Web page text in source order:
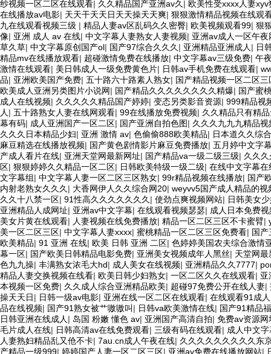
纱视频一区二区在线观看| 久久精品国产亚洲av久 | 欧美性受xxxx人妻xyv
在线播放av电影| 天天干天天日天天操天天爽| 狠狠激情精品视频在线观
九在线观看视频三级 | 精品人妻av区乱码久久密臀| 欧美视频观看99| 狠
像| 亚洲 成人 av 在线| 中文字幕人妻熟女人妻视频| 亚洲av成人一区午夜
草久草| 中文字幕原创国产ol| 国产97综合久久久 | 亚洲精品亚洲成人 | 日
精品mv在线播放观看| 超碰激情免费在线播放| 中文字幕av三级免费| 午
激情在线观看| 美日韩成人一级免费黄色片| 日韩av手机免费在线观看|
品| 亚洲欧美国产免费| 五十路六十路素人熟女| 国产精品视频一区二区三
欧美成人亚洲另类图片小说网| 国产精品久久久久久久久久精爆| 国产蜜
成人在线视频| 久久久久久精品国产婷婷| 变态另类影音资源| 999精品视
人 | 五十路熟女人妻在线网观看| 99在线播放免费视频| 久久精品只有精
幕有码| 成人亚洲国产一区二区| 国产亚洲自拍色图| 久久久九九九精品视
久久久日本精品少妇| 亚洲 激情 av| 色偷偷888欧美精品| 日本道久久综
麻豆精选在线播放视频| 国产黄色剧情影片麻豆免费播放| 五月婷中文字
产成人看片在线| 亚洲天堂网最新网址| 国产精品va一级二级三级| 久久
区| 狠狠婷婷久久精品一区二区| 日韩欧美特级一级二级| 在线中文字幕在
文字幕组| 中文字幕人妻一区二区三区熟女| 99r精品视频在线播放| 国产
内射老熟女久久久 | 大香网伊人久久综合网20| weyvv5国产成人精品的视
久久十八禁一区| 91性高久久久久久久久 | 使劲点爽视频网站| 日韩美女
亚洲精品人成网址| 亚洲av中文字幕| 在线观看视频瑟瑟| 成人日本免费视
美女片黄在线观看| 人妻视频在线免费播放| 精品一区二区三区不卡蜜臂|
美一区二区三区| 中文字幕人妻xxxx| 蜜桃精品一区二区三区免费看| 国产
欧美精品| 91 亚洲 在线| 欧美 日韩 亚洲 二区| 色婷婷美国农夫综合激情
幕一区| 国产欧美日韩精品电影免费| 亚洲美女视频成年人黑丝| 天堂网
色九九操| 丰满熟女浓毛大hd| 成人美女在线视频| 亚洲精品久久7777|
精品人妻交换视频在线看| 欧美日韩少妇熟女| 一区二区久久在线观看| 亚
本视频一区免费| 久久成人综合亚洲精品欧美| 超碰97免费公开在线人妻|
操天天日| 日韩一级av电影| 亚洲在线一区二区在线观看| 在线观看91成人
品在线视频| 国产91熟女被艹嗷嗷叫 | 日韩va欧美激情在线| 国产91精品
日韩亚洲在线成人 | 岛国 粉嫩 懂色 av| 亚洲国产高清自拍| 免费av资源网
毛片成人在线| 日韩高清av在线免费观看| 三级有码在线观看| 成人中文
人妻熟妇精品乱又伧不卡| 7au.cn成人午夜在线| 久久久久久久久久久东
产精品一级999| 婷婷国产人妻一区二区三区| 亚洲av免费在线播放网站|